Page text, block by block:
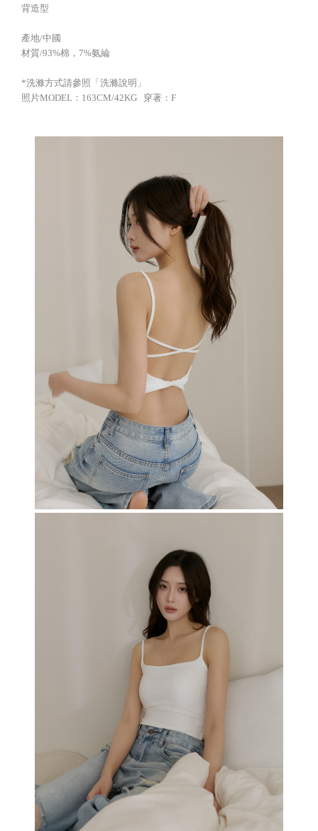
背造型
產地/中國
材質/93%棉，7%氨綸
*洗滌方式請參照「洗滌說明」
照片MODEL：163CM/42KG 穿著：F